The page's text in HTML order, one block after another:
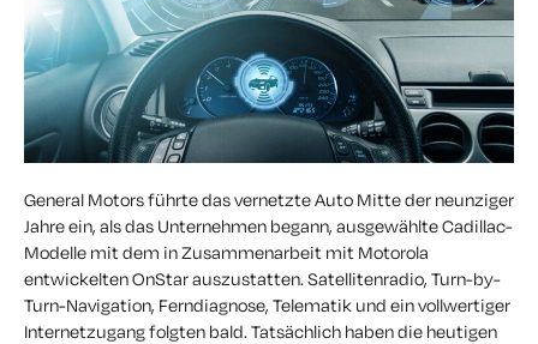
General Motors führte das vernetzte Auto Mitte der neunziger
Jahre ein, als das Unternehmen begann, ausgewählte Cadillac-
Modelle mit dem in Zusammenarbeit mit Motorola
entwickelten OnStar auszustatten. Satellitenradio, Turn-by-
Turn-Navigation, Ferndiagnose, Telematik und ein vollwertiger
Internetzugang folgten bald. Tatsächlich haben die heutigen